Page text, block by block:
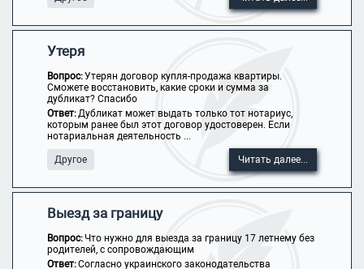
Утеря
Вопрос:Утерян договор купля-продажа квартиры.
Сможете восстановить, какие сроки и сумма за
дубликат? Спасибо
Ответ:Дубликат может выдать только тот нотариус,
которым ранее был этот договор удостоверен. Если
нотариальная деятельность ...
Другое Читать далее...
Выезд за границу
Вопрос:Что нужно для выезда за границу 17 летнему без
родителей, с сопровождающим
Ответ:Согласно украинского законодательства